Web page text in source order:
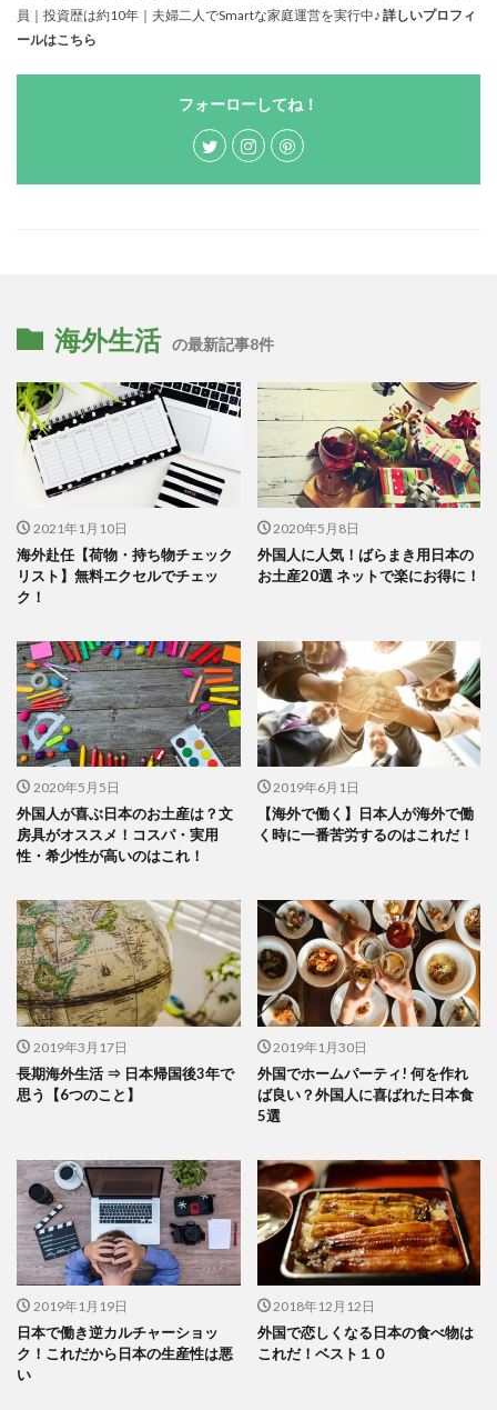
員｜投資歴は約10年｜夫婦二人でSmartな家庭運営を実行中♪ 詳しいプロフィ
ールはこちら
フォーローしてね！
海外生活 の最新記事8件
2021年1月10日
海外赴任【荷物・持ち物チェック
リスト】無料エクセルでチェッ
ク！
2020年5月8日
外国人に人気！ばらまき用日本の
お土産20選 ネットで楽にお得に！
2020年5月5日
外国人が喜ぶ日本のお土産は？文
房具がオススメ！コスパ・実用
性・希少性が高いのはこれ！
2019年6月1日
【海外で働く】日本人が海外で働
く時に一番苦労するのはこれだ！
2019年3月17日
長期海外生活 ⇒ 日本帰国後3年で
思う【6つのこと】
2019年1月30日
外国でホームパーティ! 何を作れ
ば良い？外国人に喜ばれた日本食
5選
2019年1月19日
日本で働き逆カルチャーショッ
ク！これだから日本の生産性は悪
い
2018年12月12日
外国で恋しくなる日本の食べ物は
これだ！ベスト１０